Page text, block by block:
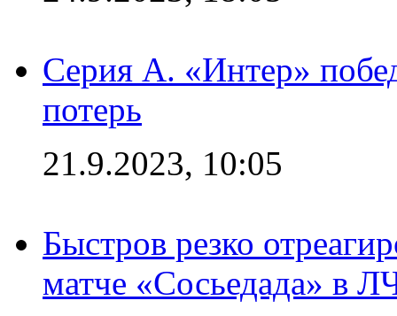
Серия А. «Интер»
потерь
21.9.2023, 10:05
Быстров резко
матче «Сосьедада» в